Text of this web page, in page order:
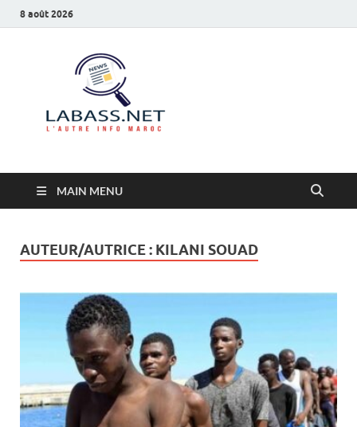
8 août 2026
MAIN MENU
AUTEUR/AUTRICE : KILANI SOUAD